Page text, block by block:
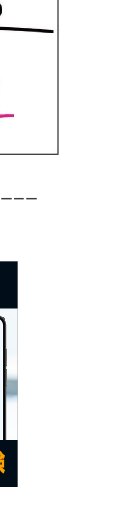
ーー